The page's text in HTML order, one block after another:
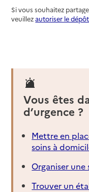
Si vous souhaitez
veuillezautoriser le
Vous êtes
d’urgence ?
Mettre en
soins à
Organiser
Trouver un